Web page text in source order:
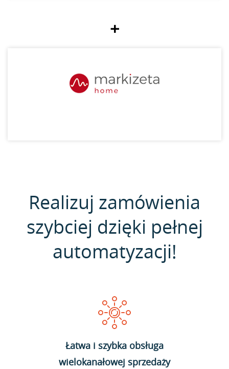
+
Realizuj zamówienia
szybciej dzięki pełnej
automatyzacji!
Łatwa i szybka obsługa
wielokanałowej sprzedaży